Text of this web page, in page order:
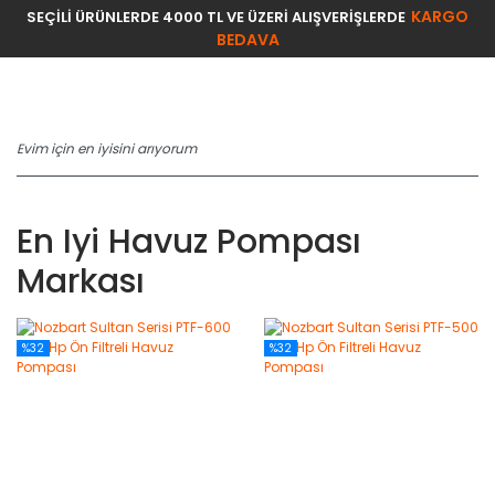
SEÇİLİ ÜRÜNLERDE 4000 TL VE ÜZERİ ALIŞVERİŞLERDE KARGO
BEDAVA
En Iyi Havuz Pompası
Markası
%32 %32